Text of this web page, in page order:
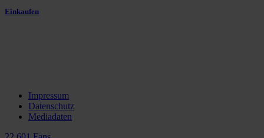
Einkaufen
Impressum
Datenschutz
Mediadaten